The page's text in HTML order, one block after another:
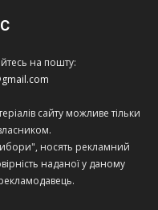
на пошту:
сайту можливе тільки
носять рекламний
наданої у даному